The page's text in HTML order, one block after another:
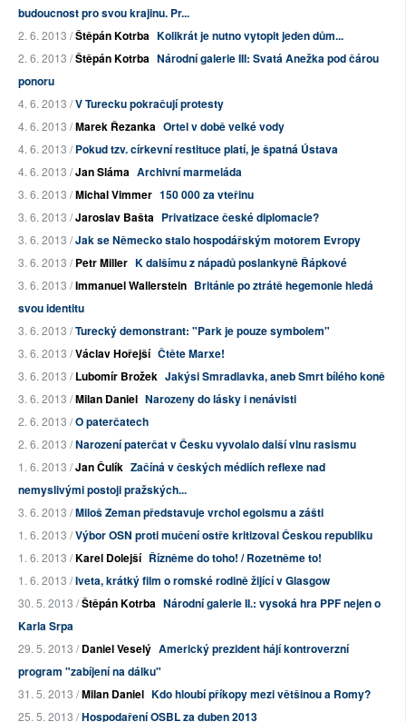
budoucnost pro svou krajinu. Pr...
2. 6. 2013 /Štěpán Kotrba Kolikrát je nutno vytopit jeden dům...
2. 6. 2013 /Štěpán Kotrba Národní galerie III: Svatá Anežka pod čárou
ponoru
4. 6. 2013 /V Turecku pokračují protesty
4. 6. 2013 /Marek Řezanka Ortel v době velké vody
4. 6. 2013 /Pokud tzv. církevní restituce platí, je špatná Ústava
4. 6. 2013 /Jan Sláma Archivní marmeláda
3. 6. 2013 /Michal Vimmer 150 000 za vteřinu
3. 6. 2013 /Jaroslav Bašta Privatizace české diplomacie?
3. 6. 2013 /Jak se Německo stalo hospodářským motorem Evropy
3. 6. 2013 /Petr Miller K dalšímu z nápadů poslankyně Řápkové
3. 6. 2013 /Immanuel Wallerstein Británie po ztrátě hegemonie hledá
svou identitu
3. 6. 2013 /Turecký demonstrant: "Park je pouze symbolem"
3. 6. 2013 /Václav Hořejší Čtěte Marxe!
3. 6. 2013 /Lubomír Brožek Jakýsi Smradlavka, aneb Smrt bílého koně
3. 6. 2013 /Milan Daniel Narozeny do lásky i nenávisti
2. 6. 2013 /O paterčatech
2. 6. 2013 /Narození paterčat v Česku vyvolalo další vlnu rasismu
1. 6. 2013 /Jan Čulík Začíná v českých médiích reflexe nad
nemyslivými postoji pražských...
3. 6. 2013 /Miloš Zeman představuje vrchol egoismu a zášti
1. 6. 2013 /Výbor OSN proti mučení ostře kritizoval Českou republiku
1. 6. 2013 /Karel Dolejší Řízněme do toho! / Rozetněme to!
1. 6. 2013 /Iveta, krátký film o romské rodině žijící v Glasgow
30. 5. 2013 /Štěpán Kotrba Národní galerie II.: vysoká hra PPF nejen o
Karla Srpa
29. 5. 2013 /Daniel Veselý Americký prezident hájí kontroverzní
program "zabíjení na dálku"
31. 5. 2013 /Milan Daniel Kdo hloubí příkopy mezi většinou a Romy?
25. 5. 2013 /Hospodaření OSBL za duben 2013